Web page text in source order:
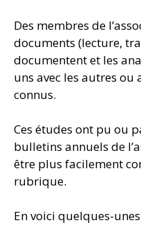
Des membres de
documents (lecture,
documentent et les
uns avec les autres ou
connus.
Ces études ont pu ou
bulletins annuels de
être plus facilement
rubrique.
En voici quelques-